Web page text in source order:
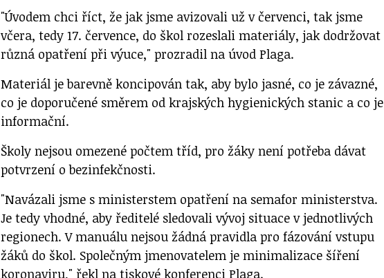
"Úvodem chci říct, že jak jsme avizovali už v červenci, tak jsme
včera, tedy 17. července, do škol rozeslali materiály, jak dodržovat
různá opatření při výuce," prozradil na úvod Plaga.
Materiál je barevně koncipován tak, aby bylo jasné, co je závazné,
co je doporučené směrem od krajských hygienických stanic a co je
informační.
Školy nejsou omezené počtem tříd, pro žáky není potřeba dávat
potvrzení o bezinfekčnosti.
"Navázali jsme s ministerstem opatření na semafor ministerstva.
Je tedy vhodné, aby ředitelé sledovali vývoj situace v jednotlivých
regionech. V manuálu nejsou žádná pravidla pro fázování vstupu
žáků do škol. Společným jmenovatelem je minimalizace šíření
koronaviru," řekl na tiskové konferenci Plaga.